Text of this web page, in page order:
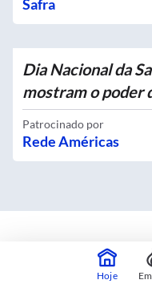
Safra
Dia Nacional da
mostram o poder
Patrocinado por
Rede Américas
Mapas
Hoje